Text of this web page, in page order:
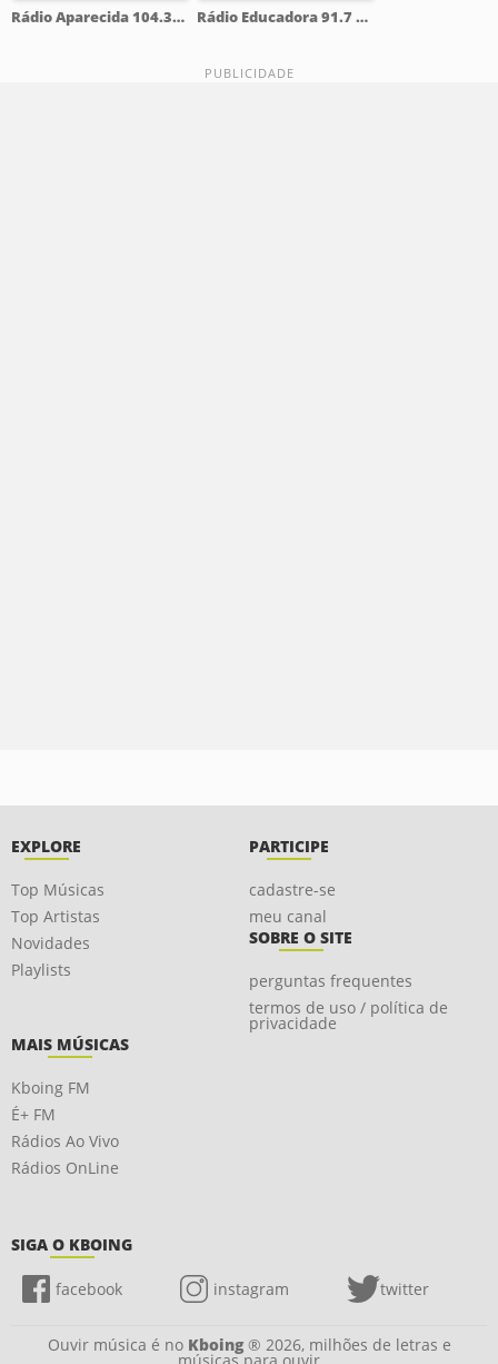
Rádio Aparecida 104.3 FM Rádio Educadora 91.7 FM
EXPLORE
Top Músicas
Top Artistas
Novidades
Playlists
PARTICIPE
cadastre-se
meu canal
SOBRE O SITE
perguntas frequentes
termos de uso / política de
privacidade
MAIS MÚSICAS
Kboing FM
É+ FM
Rádios Ao Vivo
Rádios OnLine
SIGA O KBOING
facebook instagram twitter
Ouvir música é no Kboing® 2026, milhões de letras e
músicas para ouvir